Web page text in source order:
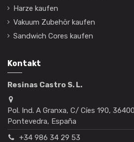
Harze kaufen
Vakuum Zubehör kaufen
Sandwich Cores kaufen
Kontakt
Resinas Castro S. L.
Pol. Ind. A Granxa, C/ Cíes 190,
Pontevedra, España
+34 986 34 29 53